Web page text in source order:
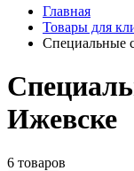
Главная
Товары для
Специальные
Ижевске
6 товаров